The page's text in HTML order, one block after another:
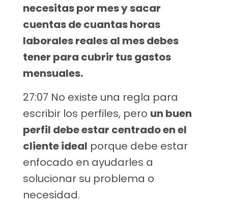
necesitas por mes y sacar
cuentas de cuantas horas
laborales reales al mes debes
tener para cubrir tus gastos
mensuales.
27:07 No existe una regla para
escribir los perfiles, pero un buen
perfil debe estar centrado en el
cliente ideal porque debe estar
enfocado en ayudarles a
solucionar su problema o
necesidad.